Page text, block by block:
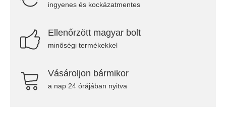
ingyenes és kockázatmentes
Ellenőrzött magyar bolt
minőségi termékekkel
Vásároljon bármikor
a nap 24 órájában nyitva